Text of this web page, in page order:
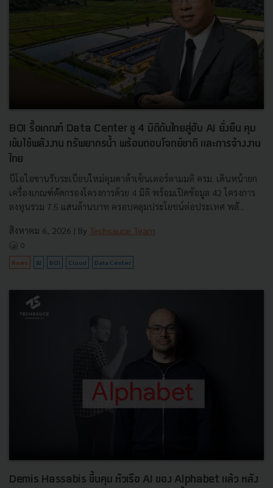
BOI รื้อเกณฑ์ Data Center ชู 4 มิติดันไทยสู่ฮับ AI ยั่งยืน คุม
เข้มใช้พลังงาน ทรัพยากรน้ำ พร้อมตอบโจทย์ชาติ และการจ้างงาน
ไทย
บีโอไอขานรับระเบียบใหม่คุมดาต้าเซ็นเตอร์ตามมติ ครม. เดินหน้ายก
เครื่องเกณฑ์คัดกรองโครงการด้วย 4 มิติ พร้อมเปิดข้อมูล 42 โครงการ
ลงทุนรวม 7.5 แสนล้านบาท ครอบคลุมประโยชน์ต่อประเทศ พลั...
สิงหาคม 6, 2026 | By Techsauce Team
0
News AI BOI Cloud Data Center
Demis Hassabis ขึ้นคุม หัวเรือ AI ของ Alphabet แล้ว หลัง